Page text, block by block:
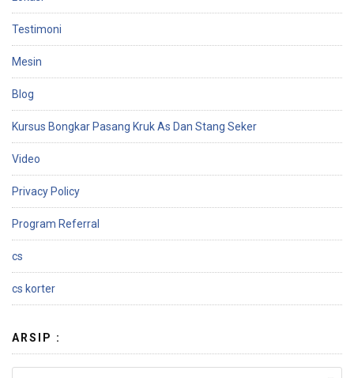
Testimoni
Mesin
Blog
Kursus Bongkar Pasang Kruk As Dan Stang Seker
Video
Privacy Policy
Program Referral
cs
cs korter
ARSIP :